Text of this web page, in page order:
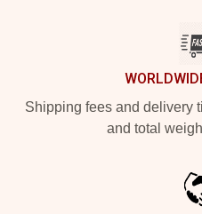
Shipping fees and delivery
and total